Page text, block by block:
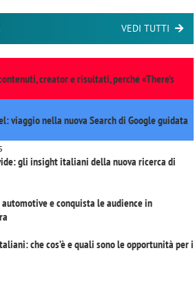
VEDI TUTTI
creator e risultati, perché «There’s
viaggio nella nuova Search di Google guidata
gli insight italiani della nuova ricerca di
e conquista le audience in
che cos’è e quali sono le opportunità per i